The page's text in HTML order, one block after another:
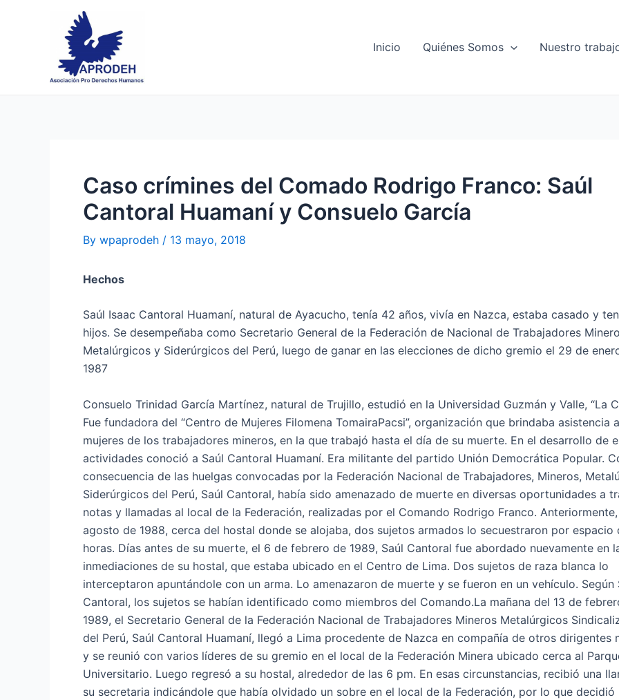
Inicio Quiénes Somos Nuestro
Caso crímines del Comado Rodrigo Franco: Saúl
Cantoral Huamaní y Consuelo García
By wpaprodeh / 13 mayo, 2018
Hechos
Saúl Isaac Cantoral Huamaní, natural de Ayacucho, tenía 42 años, vivía en Nazca, estaba casado y
hijos. Se desempeñaba como Secretario General de la Federación de Nacional de Trabajadores
Metalúrgicos y Siderúrgicos del Perú, luego de ganar en las elecciones de dicho gremio el 29 de
1987
Consuelo Trinidad García Martínez, natural de Trujillo, estudió en la Universidad Guzmán y Valle, “La
Fue fundadora del “Centro de Mujeres Filomena TomairaPacsi”, organización que brindaba asistencia
mujeres de los trabajadores mineros, en la que trabajó hasta el día de su muerte. En el desarrollo de
actividades conoció a Saúl Cantoral Huamaní. Era militante del partido Unión Democrática Popular.
consecuencia de las huelgas convocadas por la Federación Nacional de Trabajadores, Mineros,
Siderúrgicos del Perú, Saúl Cantoral, había sido amenazado de muerte en diversas oportunidades a
notas y llamadas al local de la Federación, realizadas por el Comando Rodrigo Franco.
agosto de 1988, cerca del hostal donde se alojaba, dos sujetos armados lo secuestraron por espacio
horas. Días antes de su muerte, el 6 de febrero de 1989, Saúl Cantoral fue abordado nuevamente en
inmediaciones de su hostal, que estaba ubicado en el Centro de Lima. Dos sujetos de raza blanca lo
interceptaron apuntándole con un arma. Lo amenazaron de muerte y se fueron en un vehículo. Según
Cantoral, los sujetos se habían identificado como miembros del Comando.La mañana del 13 de
1989, el Secretario General de la Federación Nacional de Trabajadores Mineros Metalúrgicos
del Perú, Saúl Cantoral Huamaní, llegó a Lima procedente de Nazca en compañía de otros dirigentes
y se reunió con varios líderes de su gremio en el local de la Federación Minera ubicado cerca al
Universitario. Luego regresó a su hostal, alrededor de las 6 pm. En esas circunstancias, recibió una
su secretaria indicándole que había olvidado un sobre en el local de la Federación, por lo que decidió
navigation